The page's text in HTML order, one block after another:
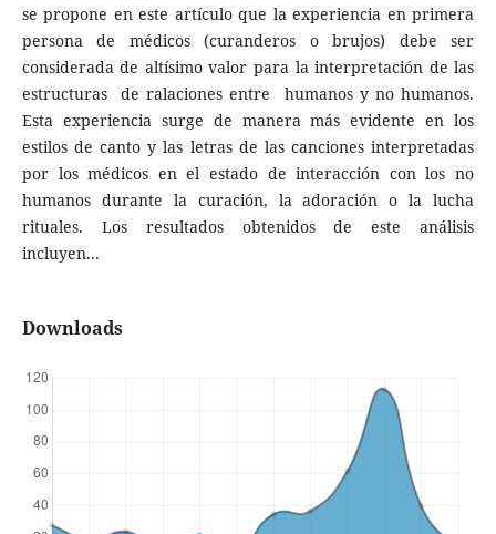
se propone en este artículo que la experiencia en primera
persona de médicos (curanderos o brujos) debe ser
considerada de altísimo valor para la interpretación de las
estructuras de ralaciones entre humanos y no humanos.
Esta experiencia surge de manera más evidente en los
estilos de canto y las letras de las canciones interpretadas
por los médicos en el estado de interacción con los no
humanos durante la curación, la adoración o la lucha
rituales. Los resultados obtenidos de este análisis
incluyen...
Downloads